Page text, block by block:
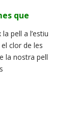
que
pell a l’estiu
clor de les
la nostra pell